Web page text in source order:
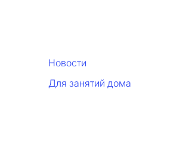
Новости
Для занятий дома